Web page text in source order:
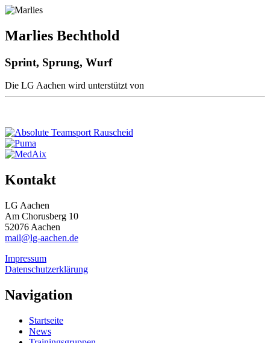
Marlies Bechthold
Sprint, Sprung, Wurf
Die LG Aachen wird unterstützt von
Kontakt
LG Aachen
Am Chorusberg 10
52076 Aachen
mail@lg-aachen.de
Impressum
Datenschutzerklärung
Navigation
Startseite
News